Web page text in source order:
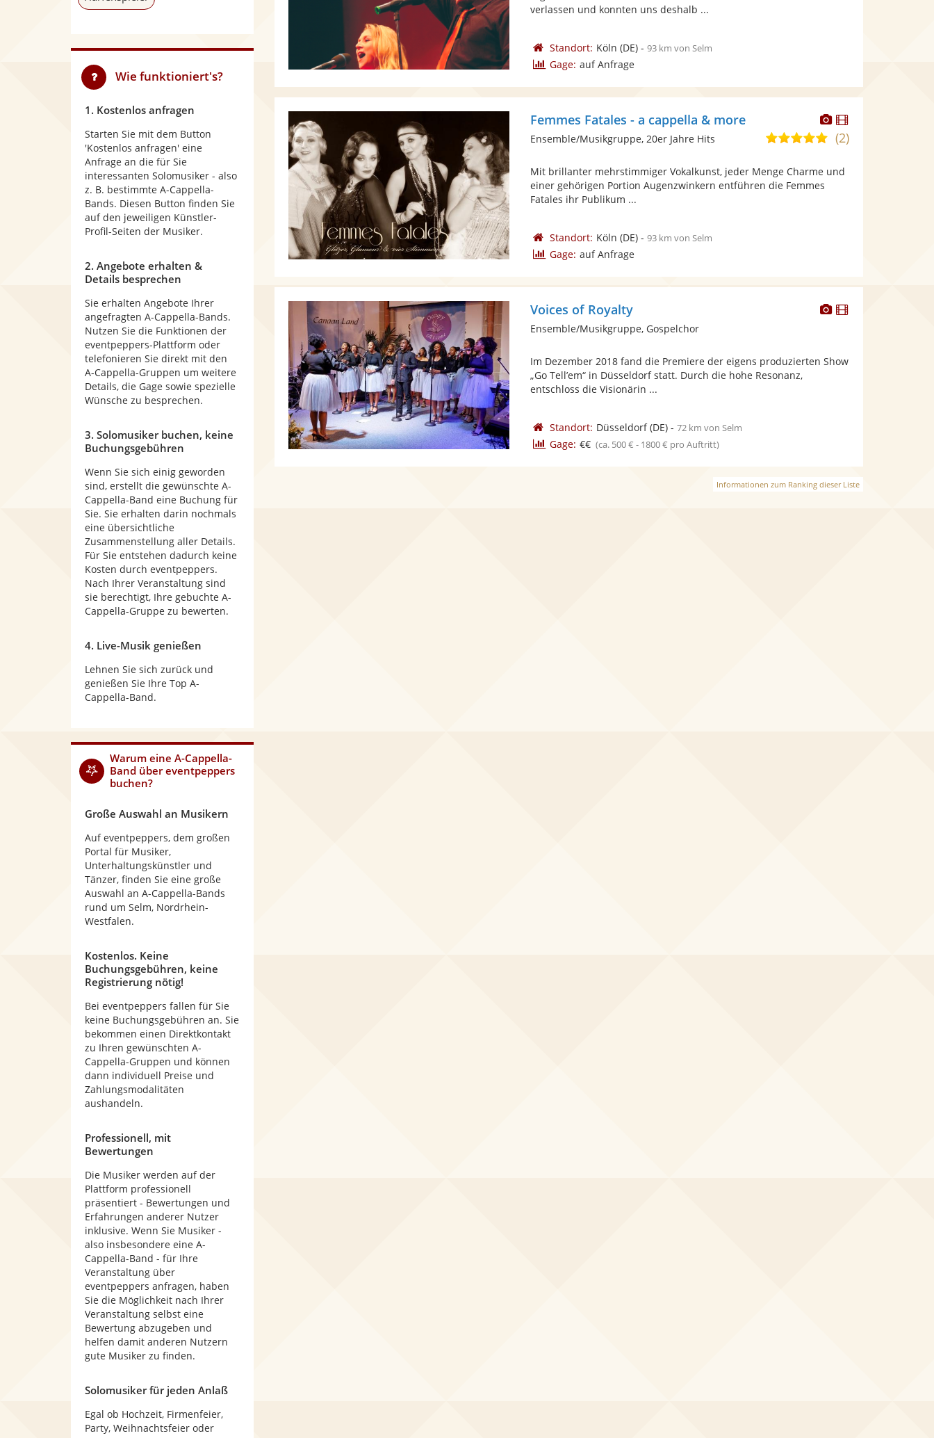
verlassen und konnten uns deshalb ...
Standort: Köln (DE)- 93 km von Selm
Gage: auf Anfrage
Dieser
Künstler
stellt
Fotos
bereit.
Dieser
Künstler
Femmes Fatales - a cappella & more
5,0
5
(2)
Ensemble/Musikgruppe, 20er Jahre Hits
Mit brillanter mehrstimmiger Vokalkunst, jeder Menge Charme und
einer gehörigen Portion Augenzwinkern entführen die Femmes
Fatales ihr Publikum ...
Standort: Köln (DE)- 93 km von Selm
Gage: auf Anfrage
Dieser
bereit.
Dieser
Voices of Royalty
Ensemble/Musikgruppe, Gospelchor
Im Dezember 2018 fand die Premiere der eigens produzierten Show
„Go Tell’em“ in Düsseldorf statt. Durch die hohe Resonanz,
entschloss die Visionärin ...
Standort: Düsseldorf(DE)- 72 km von Selm
Gage: €€ (ca. 500 € - 1800 € pro Auftritt)
Informationen zum Ranking dieser Liste
Wie funktioniert's?
1. Kostenlos anfragen
Starten Sie mit dem Button
'Kostenlos anfragen' eine
Anfrage an die für Sie
interessanten Solomusiker - also
z. B. bestimmte A-Cappella-
Bands. Diesen Button finden Sie
auf den jeweiligen Künstler-
Profil-Seiten der Musiker.
2. Angebote erhalten &
Details besprechen
Sie erhalten Angebote Ihrer
angefragten A-Cappella-Bands.
Nutzen Sie die Funktionen der
eventpeppers-Plattform oder
telefonieren Sie direkt mit den
A-Cappella-Gruppen um weitere
Details, die Gage sowie spezielle
Wünsche zu besprechen.
3. Solomusiker buchen, keine
Buchungsgebühren
Wenn Sie sich einig geworden
sind, erstellt die gewünschte A-
Cappella-Band eine Buchung für
Sie. Sie erhalten darin nochmals
eine übersichtliche
Zusammenstellung aller Details.
Für Sie entstehen dadurch keine
Kosten durch eventpeppers.
Nach Ihrer Veranstaltung sind
sie berechtigt, Ihre gebuchte A-
Cappella-Gruppe zu bewerten.
4. Live-Musik genießen
Lehnen Sie sich zurück und
genießen Sie Ihre Top A-
Cappella-Band.
Warum eine A-Cappella-
Band über eventpeppers
buchen?
Große Auswahl an Musikern
Auf eventpeppers, dem großen
Portal für Musiker,
Unterhaltungskünstler und
Tänzer, finden Sie eine große
Auswahl an A-Cappella-Bands
rund um Selm, Nordrhein-
Westfalen.
Kostenlos. Keine
Buchungsgebühren, keine
Registrierung nötig!
Bei eventpeppers fallen für Sie
keine Buchungsgebühren an. Sie
bekommen einen Direktkontakt
zu Ihren gewünschten A-
Cappella-Gruppen und können
dann individuell Preise und
Zahlungsmodalitäten
aushandeln.
Professionell, mit
Bewertungen
Die Musiker werden auf der
Plattform professionell
präsentiert - Bewertungen und
Erfahrungen anderer Nutzer
inklusive. Wenn Sie Musiker -
also insbesondere eine A-
Cappella-Band - für Ihre
Veranstaltung über
eventpeppers anfragen, haben
Sie die Möglichkeit nach Ihrer
Veranstaltung selbst eine
Bewertung abzugeben und
helfen damit anderen Nutzern
gute Musiker zu finden.
Solomusiker für jeden Anlaß
Egal ob Hochzeit, Firmenfeier,
Party, Weihnachtsfeier oder